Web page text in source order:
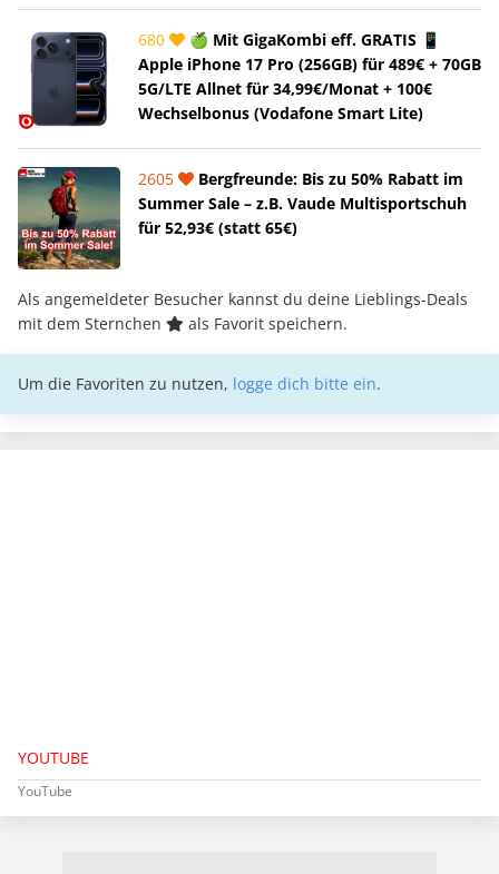
680
🍏 Mit GigaKombi eff. GRATIS 📱
Apple iPhone 17 Pro (256GB) für 489€ + 70GB
5G/LTE Allnet für 34,99€/Monat + 100€
Wechselbonus (Vodafone Smart Lite)
2605
Bergfreunde: Bis zu 50% Rabatt im
Summer Sale – z.B. Vaude Multisportschuh
für 52,93€ (statt 65€)
Als angemeldeter Besucher kannst du deine Lieblings-Deals
mit dem Sternchen
als Favorit speichern.
Um die Favoriten zu nutzen, logge dich bitte ein.
YOUTUBE
YouTube